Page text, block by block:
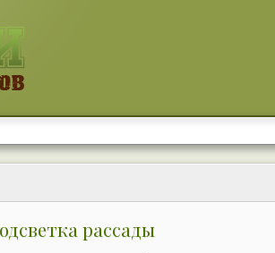
рассады